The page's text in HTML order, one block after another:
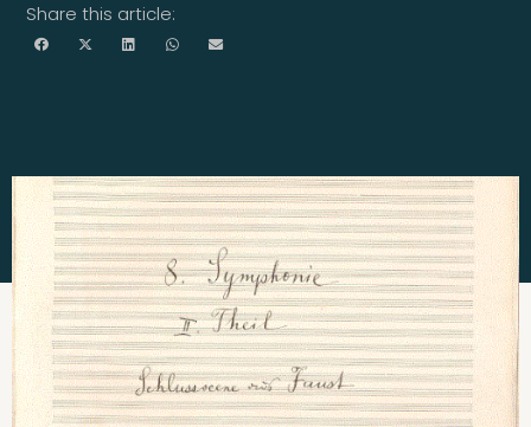
Share this article: